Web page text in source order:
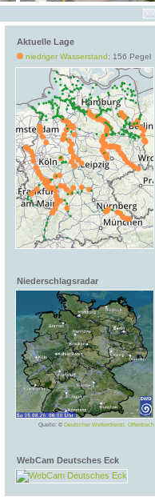
Aktuelle Lage
niedriger Wasserstand: 156 Pegel
Niederschlagsradar
Quelle: © Deutscher Wetterdienst, Offenbach
WebCam Deutsches Eck